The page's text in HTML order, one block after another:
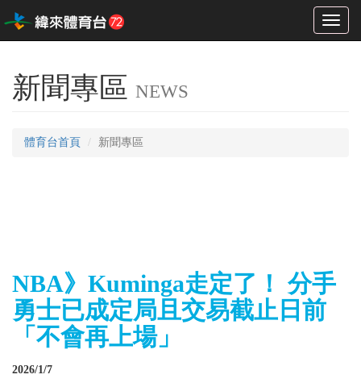
Toggle
新聞專區 NEWS
體育台首頁 新聞專區
NBA》Kuminga走定了！ 分手
勇士已成定局且交易截止日前
「不會再上場」
2026/1/7